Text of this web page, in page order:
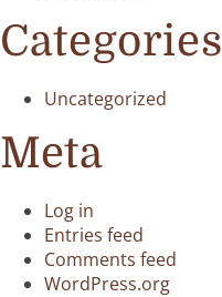
Categories
Uncategorized
Meta
Log in
Entries feed
Comments feed
WordPress.org